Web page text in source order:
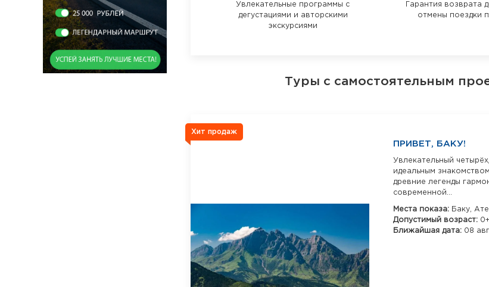
Увлекательные программы с
дегустациями и авторскими
экскурсиями
Гарантия возврата
отмены поездки
Туры с самостоятельным
Хит продаж
ПРИВЕТ, БАКУ!
Увлекательный
идеальным
древние легенды
современной...
Места показа: Баку,
Допустимый возраст: 0+
Ближайшая дата: 08